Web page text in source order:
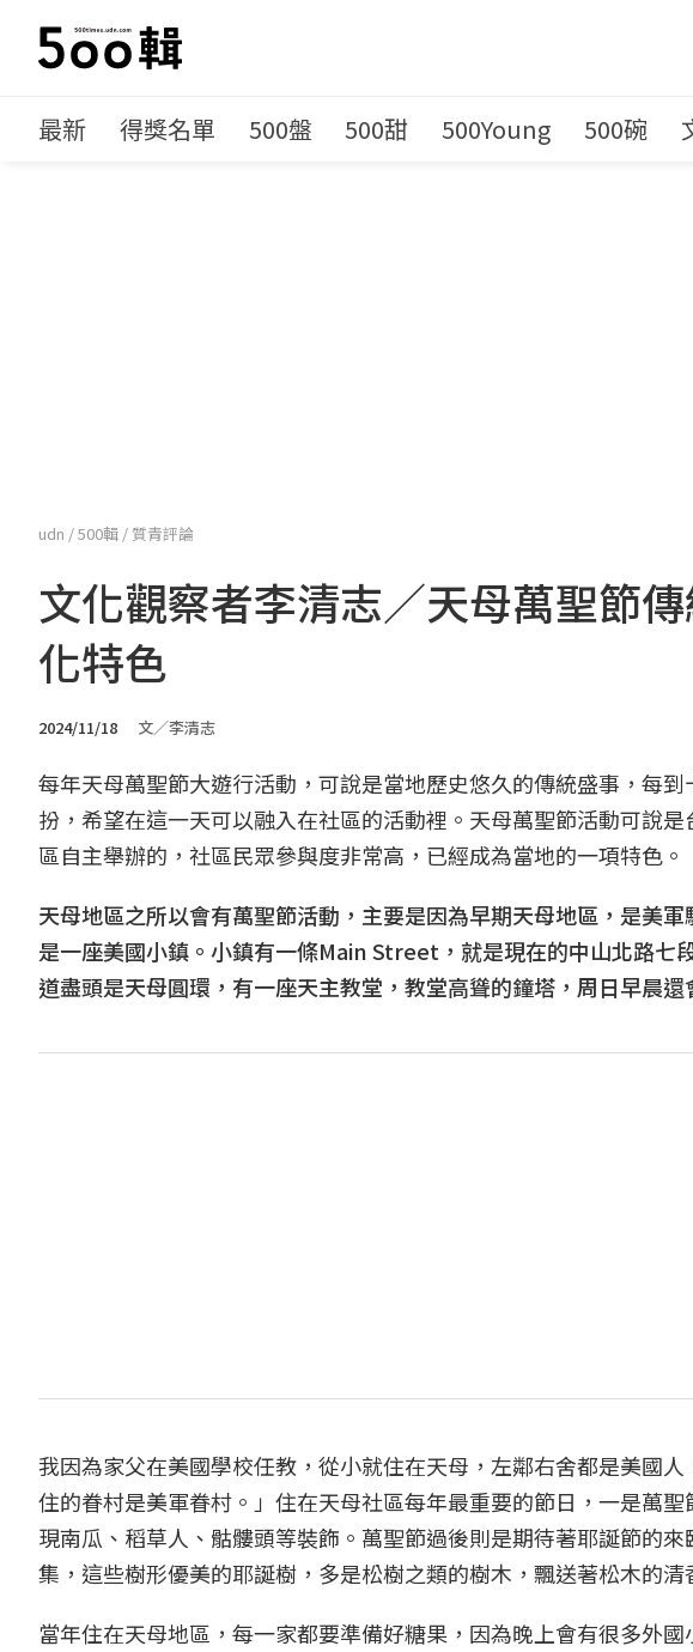
最新 得獎名單 500盤 500甜 500Young 500碗
udn /500輯 / 質青評論
文化觀察者李清志／天母萬聖節
化特色
2024/11/18 文／李清志
每年天母萬聖節大遊行活動，可說是當地歷史悠久的傳統盛事，每
扮，希望在這一天可以融入在社區的活動裡。天母萬聖節活動可說
區自主舉辦的，社區民眾參與度非常高，已經成為當地的一項特色。
天母地區之所以會有萬聖節活動，主要是因為早期天母地區，是美
是一座美國小鎮。小鎮有一條Main Street，就是現在的中山北路七
道盡頭是天母圓環，有一座天主教堂，教堂高聳的鐘塔，周日早晨
我因為家父在美國學校任教，從小就住在天母，左鄰右舍都是美國
住的眷村是美軍眷村。」住在天母社區每年最重要的節日，一是萬
現南瓜、稻草人、骷髏頭等裝飾。萬聖節過後則是期待著耶誕節的
集，這些樹形優美的耶誕樹，多是松樹之類的樹木，飄送著松木的清
當年住在天母地區，每一家都要準備好糖果，因為晚上會有很多外